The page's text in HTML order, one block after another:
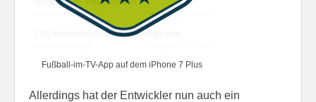
Fußball-im-TV-App auf dem iPhone 7 Plus
Allerdings hat der Entwickler nun auch ein